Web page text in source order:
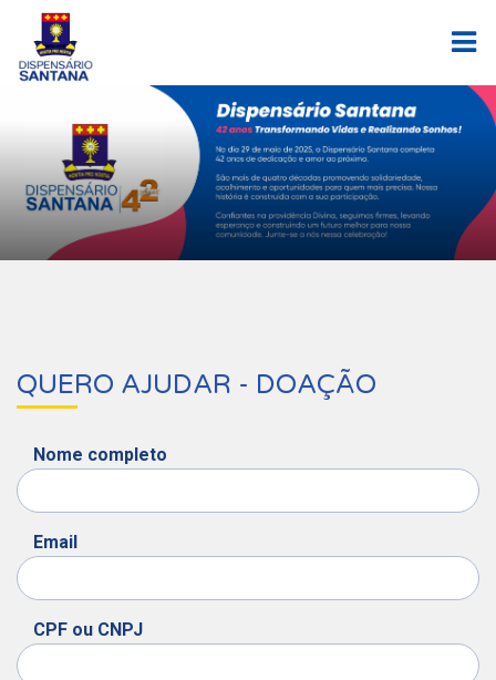
QUERO AJUDAR - DOAÇÃO
Nome completo
Email
CPF ou CNPJ